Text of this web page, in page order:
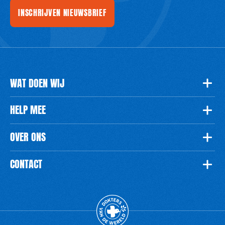
INSCHRIJVEN NIEUWSBRIEF
WAT DOEN WIJ
HELP MEE
OVER ONS
CONTACT